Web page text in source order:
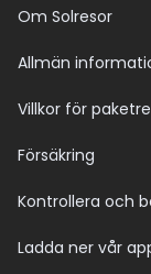
Om Solresor
Allmän
Villkor för
Försäkring
Kontrollera och
Ladda ner vår